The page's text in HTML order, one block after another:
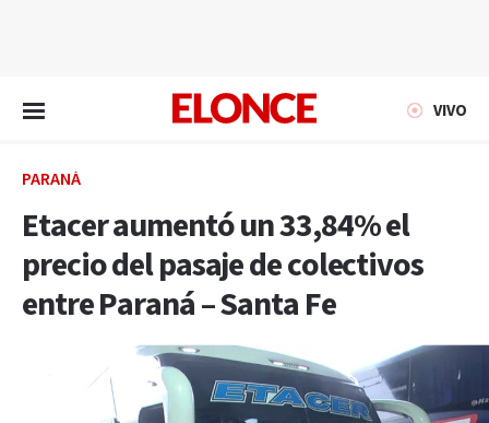
VIVO
PARANÁ
Etacer aumentó un 33,84% el
precio del pasaje de colectivos
entre Paraná – Santa Fe